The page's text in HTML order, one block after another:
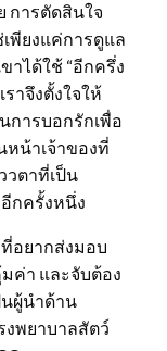
การตัดสินใจ
พียงแค่การดูแล
าได้ใช้ “อีกครึ่ง
าจึงตั้งใจให้
การบอกรักเพื่อ
หน้าเจ้าของที่
วตาที่เป็น
กครั้งหนึ่ง
อยากส่งมอบ
ค่า และจับต้อง
ผู้นำด้าน
งพยาบาลสัตว์